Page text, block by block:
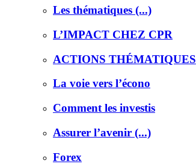
Les thématiques (...)
L’IMPACT CHEZ CPR
ACTIONS THÉMATIQUES
La voie vers l’écono
Comment les investis
Assurer l’avenir (...)
Forex